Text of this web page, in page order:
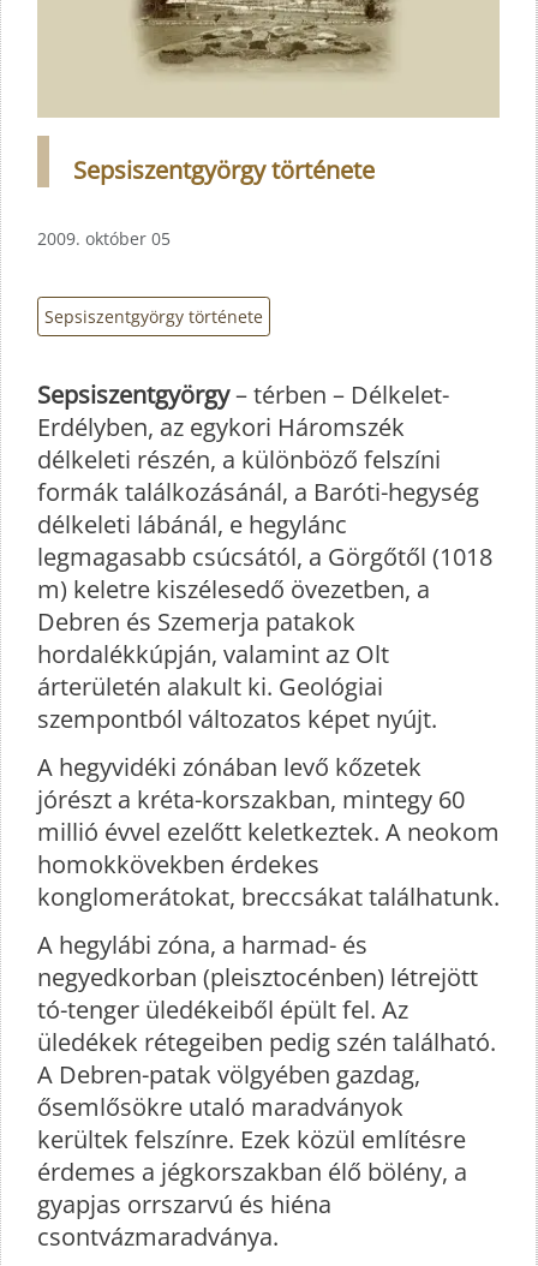
Sepsiszentgyörgy története
2009. október 05
Sepsiszentgyörgy története
Sepsiszentgyörgy– térben – Délkelet-
Erdélyben, az egykori Háromszék
délkeleti részén, a különböző felszíni
formák találkozásánál, a Baróti-hegység
délkeleti lábánál, e hegylánc
legmagasabb csúcsától, a Görgőtől (1018
m) keletre kiszélesedő övezetben, a
Debren és Szemerja patakok
hordalékkúpján, valamint az Olt
árterületén alakult ki. Geológiai
szempontból változatos képet nyújt.
A hegyvidéki zónában levő kőzetek
jórészt a kréta-korszakban, mintegy 60
millió évvel ezelőtt keletkeztek. A neokom
homokkövekben érdekes
konglomerátokat, breccsákat találhatunk.
A hegylábi zóna, a harmad- és
negyedkorban (pleisztocénben) létrejött
tó-tenger üledékeiből épült fel. Az
üledékek rétegeiben pedig szén található.
A Debren-patak völgyében gazdag,
ősemlősökre utaló maradványok
kerültek felszínre. Ezek közül említésre
érdemes a jégkorszakban élő bölény, a
gyapjas orrszarvú és hiéna
csontvázmaradványa.